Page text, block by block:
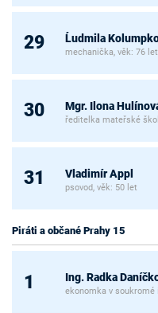
29 Ĺudmila
mechanička, věk: 76 let
30 Mgr. Ilona
ředitelka mateřské
31 Vladimír Appl
psovod, věk: 50 let
Piráti a občané Prahy 15
1 Ing. Radka
ekonomka v soukromé